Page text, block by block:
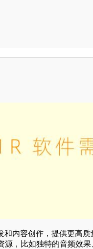
和内容创作，提供更高质
，比如独特的音频效果